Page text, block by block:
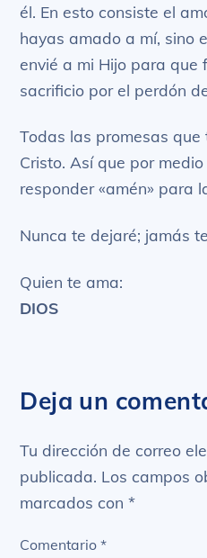
él. En esto consiste el
hayas amado a mí, sino
envié a mi Hijo para que
sacrificio por el perdón
Todas las promesas que
Cristo. Así que por
responder «amén» para
Nunca te dejaré; jamás
Quien te ama:
DIOS
Deja un
Tu dirección de correo
publicada. Los campos
marcados con*
Comentario *